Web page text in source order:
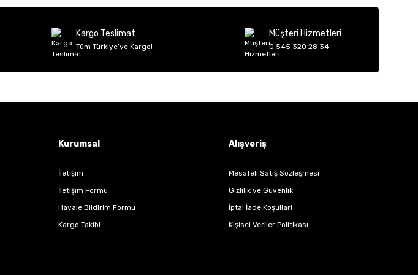
Kargo Teslimat
Tüm Türkiye’ye Kargo!
Müşteri Hizmetleri
0 545 320 28 34
Kurumsal
İletişim
İletişim Formu
Havale Bildirim Formu
Kargo Takibi
Alışveriş
Mesafeli Satış Sözleşmesi
Gizlilik ve Güvenlik
İptal İade Koşullari
Kişisel Veriler Politikası